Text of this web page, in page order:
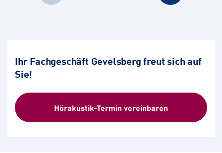
Ihr Fachgeschäft Gevelsberg freut sich auf
Sie!
Hörakustik-Termin vereinbaren